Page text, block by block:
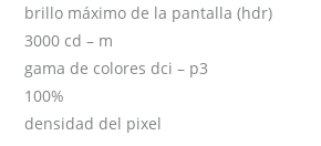
brillo máximo de la pantalla (hdr)
3000 cd – m
gama de colores dci – p3
100%
densidad del pixel